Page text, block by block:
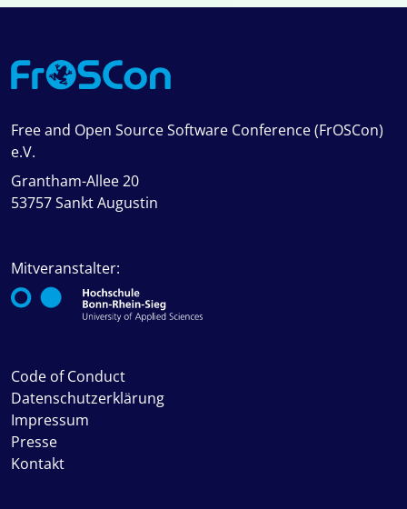
Free and Open Source Software Conference (FrOSCon)
e.V.
Grantham-Allee 20
53757 Sankt Augustin
Mitveranstalter:
Code of Conduct
Datenschutzerklärung
Impressum
Presse
Kontakt